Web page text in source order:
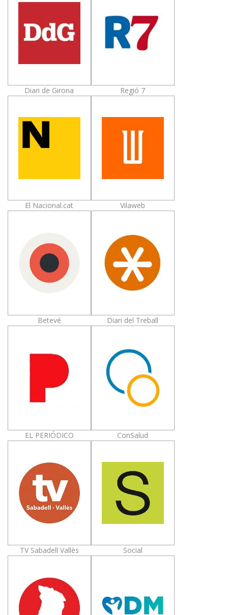
Diari de Girona Regió 7
El Nacional.cat Vilaweb
Betevé Diari del Treball
EL PERIÓDICO ConSalud
TV Sabadell Vallès Social